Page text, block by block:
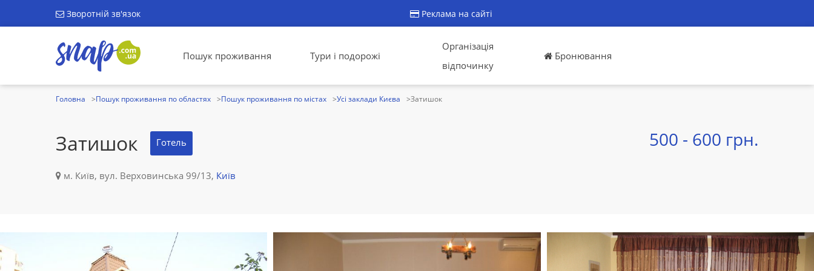
Зворотній зв'язок Реклама на сайті
Пошук проживання Тури і подорожі
Організація
відпочинку
Бронювання
Головна Пошук проживання по областях Пошук проживання по містах Усі заклади Києва Затишок
Затишок Готель 500 - 600 грн.
м. Київ, вул. Верховинська 99/13, Київ